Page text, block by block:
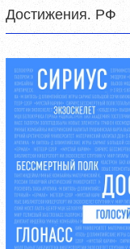
Достижения. РФ